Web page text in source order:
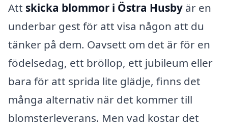
Att skicka blommor i Östra Husby är en
underbar gest för att visa någon att du
tänker på dem. Oavsett om det är för en
födelsedag, ett bröllop, ett jubileum eller
bara för att sprida lite glädje, finns det
många alternativ när det kommer till
blomsterleverans. Men vad kostar det